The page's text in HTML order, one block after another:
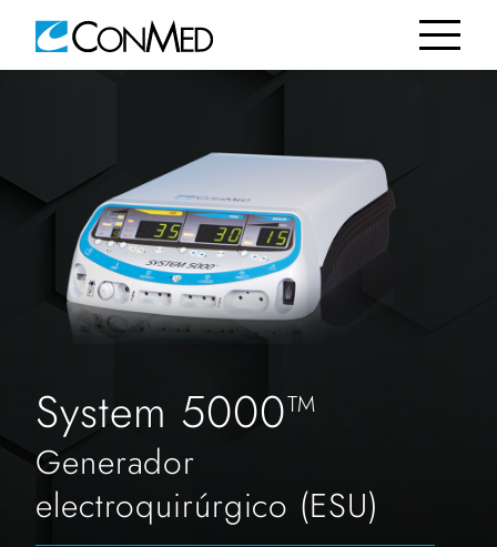
System 5000™
Generador
electroquirúrgico (ESU)